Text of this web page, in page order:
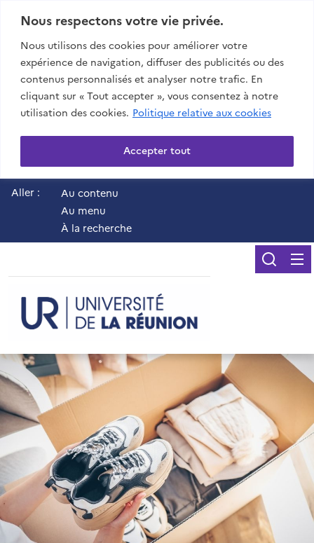
Nous respectons votre vie privée.
Nous utilisons des cookies pour améliorer votre
expérience de navigation, diffuser des publicités ou des
contenus personnalisés et analyser notre trafic. En
cliquant sur « Tout accepter », vous consentez à notre
utilisation des cookies. Politique relative aux cookies
Accepter tout
Aller :
Au contenu
Au menu
À la recherche